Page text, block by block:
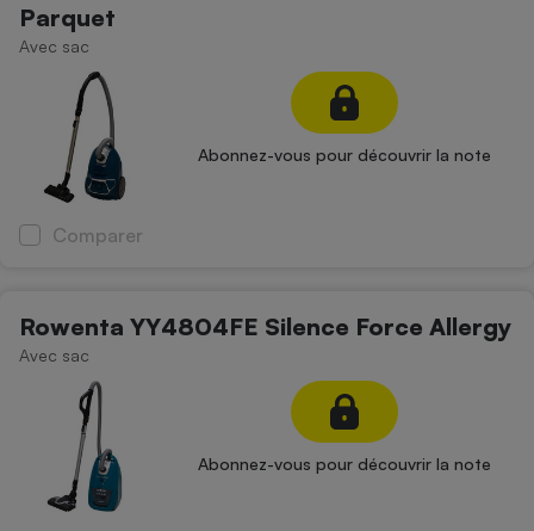
Parquet
Avec sac
Abonnez-vous pour découvrir la note
Comparer
Rowenta YY4804FE Silence Force Allergy
Avec sac
Abonnez-vous pour découvrir la note